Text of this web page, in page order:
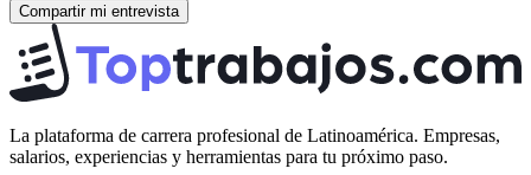
Compartir mi entrevista
La plataforma de carrera profesional de Latinoamérica. Empresas,
salarios, experiencias y herramientas para tu próximo paso.